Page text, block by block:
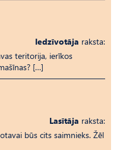
Iedzīvotāja raksta:
teritorija, ierīkos
[…]
Lasītāja raksta:
būs cits saimnieks. Žēl